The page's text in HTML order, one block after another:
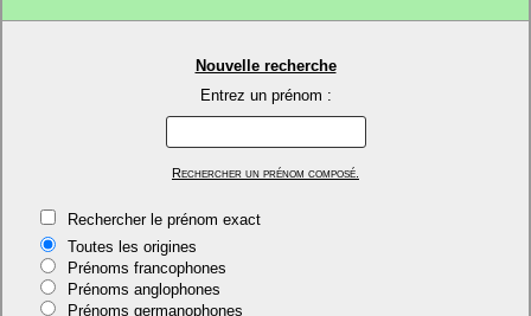
Nouvelle recherche
Entrez un prénom :
Rechercher un prénom composé.
Rechercher le prénom exact
Toutes les origines
Prénoms francophones
Prénoms anglophones
Prénoms germanophones